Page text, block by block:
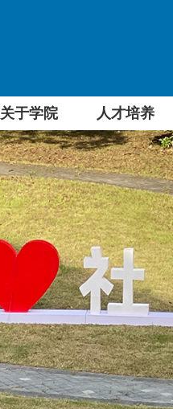
关于学院 人才培养